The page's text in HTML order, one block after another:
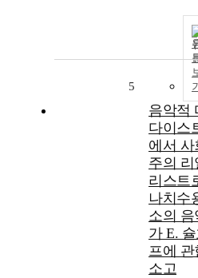
5
음악적
다이스
에서 사
주의 리
리스트
나치수
소의 음
가 E.
프에 관
소고